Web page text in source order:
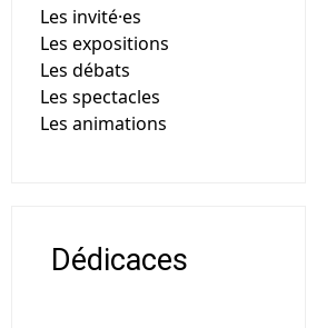
Les invité·es
Les expositions
Les débats
Les spectacles
Les animations
Dédicaces